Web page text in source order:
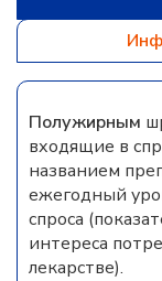
Полужирным
входящие в
названием
ежегодный
спроса
интереса
лекарстве).